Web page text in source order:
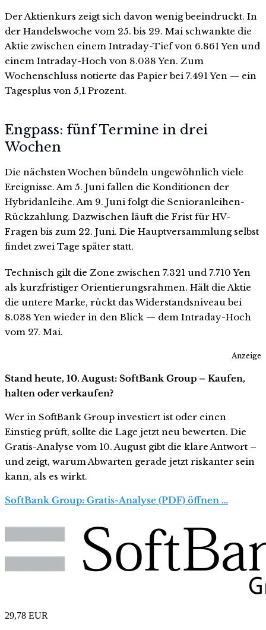
Der Aktienkurs zeigt sich davon wenig beeindruckt. In
der Handelswoche vom 25. bis 29. Mai schwankte die
Aktie zwischen einem Intraday-Tief von 6.861 Yen und
einem Intraday-Hoch von 8.038 Yen. Zum
Wochenschluss notierte das Papier bei 7.491 Yen — ein
Tagesplus von 5,1 Prozent.
Engpass: fünf Termine in drei
Wochen
Die nächsten Wochen bündeln ungewöhnlich viele
Ereignisse. Am 5. Juni fallen die Konditionen der
Hybridanleihe. Am 9. Juni folgt die Senioranleihen-
Rückzahlung. Dazwischen läuft die Frist für HV-
Fragen bis zum 22. Juni. Die Hauptversammlung selbst
findet zwei Tage später statt.
Technisch gilt die Zone zwischen 7.321 und 7.710 Yen
als kurzfristiger Orientierungsrahmen. Hält die Aktie
die untere Marke, rückt das Widerstandsniveau bei
8.038 Yen wieder in den Blick — dem Intraday-Hoch
vom 27. Mai.
Anzeige
Stand heute, 10. August: SoftBank Group – Kaufen,
halten oder verkaufen?
Wer in SoftBank Group investiert ist oder einen
Einstieg prüft, sollte die Lage jetzt neu bewerten. Die
Gratis-Analyse vom 10. August gibt die klare Antwort –
und zeigt, warum Abwarten gerade jetzt riskanter sein
kann, als es wirkt.
SoftBank Group: Gratis-Analyse (PDF) öffnen …
29,78 EUR